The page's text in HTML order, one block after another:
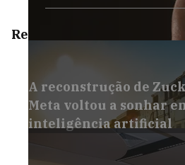
Reportagens Especiais
A reconstrução de
Meta voltou a sonhar
inteligência artificial